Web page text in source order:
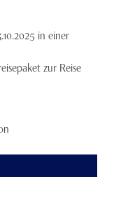
in einer
zur Reise